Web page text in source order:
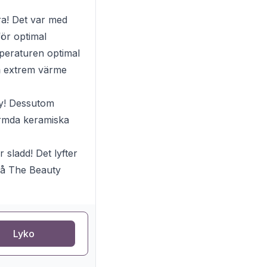
Det var med
optimal
optimal
extrem värme
Dessutom
keramiska
sladd! Det lyfter
The Beauty
Lyko